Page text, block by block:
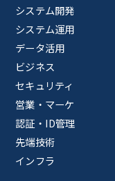
システム開発
システム運用
データ活用
ビジネス
セキュリティ
営業・マーケ
認証・ID管理
先端技術
インフラ